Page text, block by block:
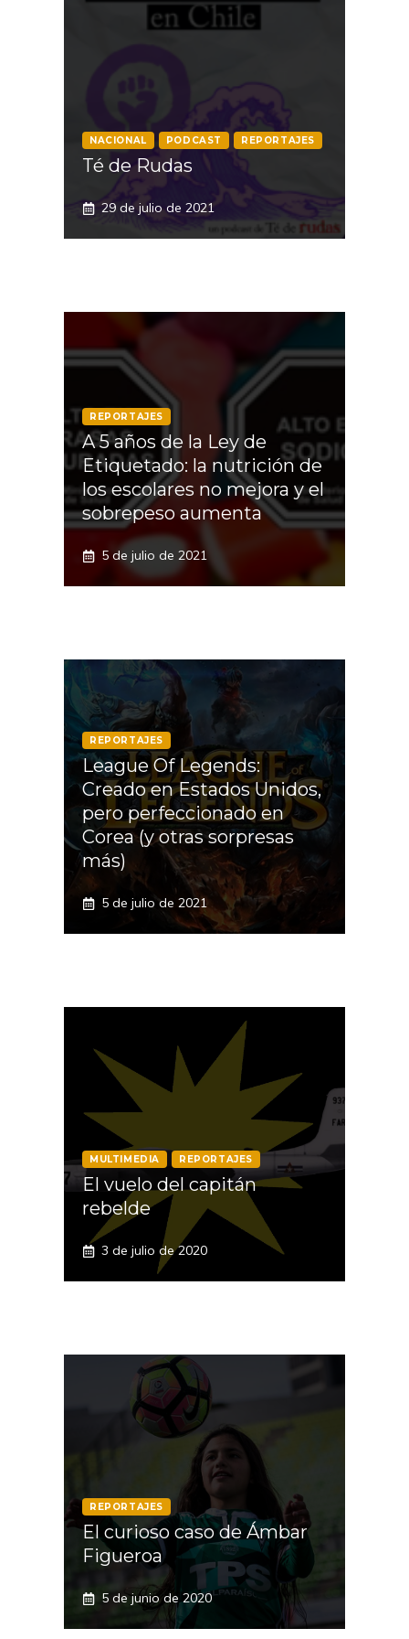
NACIONAL PODCAST REPORTAJES
Té de Rudas
29 de julio de 2021
REPORTAJES
A 5 años de la Ley de
Etiquetado: la nutrición de
los escolares no mejora y el
sobrepeso aumenta
5 de julio de 2021
REPORTAJES
League Of Legends:
Creado en Estados Unidos,
pero perfeccionado en
Corea (y otras sorpresas
más)
5 de julio de 2021
MULTIMEDIA REPORTAJES
El vuelo del capitán
rebelde
3 de julio de 2020
REPORTAJES
El curioso caso de Ámbar
Figueroa
5 de junio de 2020